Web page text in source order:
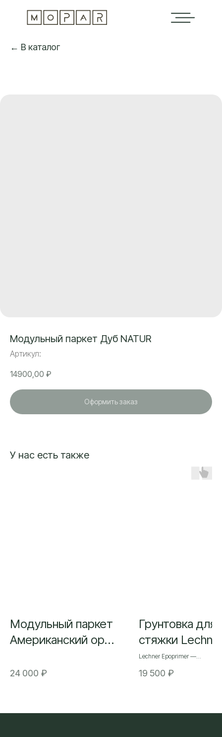
← В каталог
Модульный паркет Дуб NATUR
Артикул:
14900,00 ₽
Оформить заказ
У нас есть также
Модульный паркет
Американский орех
24 000 ₽
Грунтовка для
стяжки
Epoprimer 2К
эпоксидная 7,5
Lechner Epoprimer —
эпоксидных смол без запаха,
19 500 ₽